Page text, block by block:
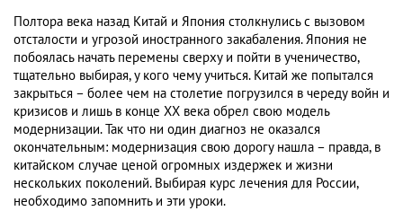
Полтора века назад Китай и Япония столкнулись с вызовом
отсталости и угрозой иностранного закабаления. Япония не
побоялась начать перемены сверху и пойти в ученичество,
тщательно выбирая, у кого чему учиться. Китай же попытался
закрыться – более чем на столетие погрузился в череду войн и
кризисов и лишь в конце ХХ века обрел свою модель
модернизации. Так что ни один диагноз не оказался
окончательным: модернизация свою дорогу нашла – правда, в
китайском случае ценой огромных издержек и жизни
нескольких поколений. Выбирая курс лечения для России,
необходимо запомнить и эти уроки.